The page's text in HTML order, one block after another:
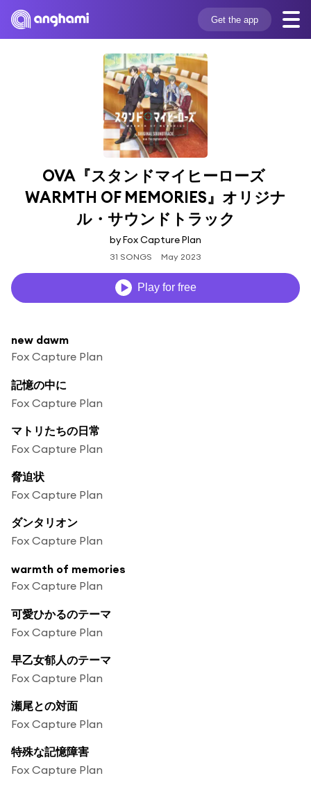
Get the app
OVA『スタンドマイヒーローズ
WARMTH OF MEMORIES』オリジナ
ル・サウンドトラック
by Fox Capture Plan
31 SONGS May 2023
Play for free
new dawm
Fox Capture Plan
記憶の中に
Fox Capture Plan
マトリたちの日常
Fox Capture Plan
脅迫状
Fox Capture Plan
ダンタリオン
Fox Capture Plan
warmth of memories
Fox Capture Plan
可愛ひかるのテーマ
Fox Capture Plan
早乙女郁人のテーマ
Fox Capture Plan
瀬尾との対面
Fox Capture Plan
特殊な記憶障害
Fox Capture Plan